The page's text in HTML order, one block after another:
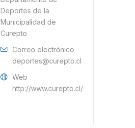
Deportes de la
Municipalidad de
Curepto
Correo electrónico
deportes@curepto.cl
Web
http://www.curepto.cl/